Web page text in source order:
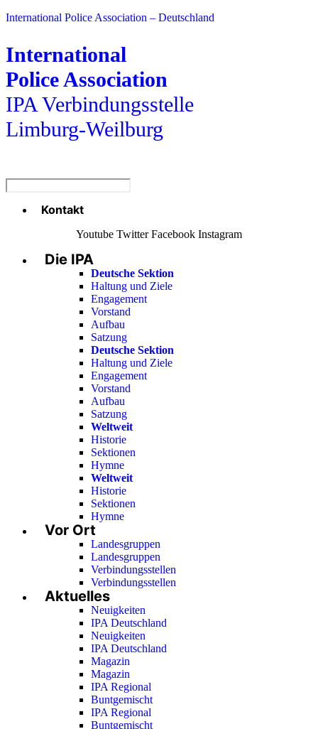
International Police Association – Deutschland
International
Police Association
IPA Verbindungsstelle
Limburg-Weilburg
Menü Kontakt
Youtube Twitter Facebook Instagram
Menu
Die IPA
Deutsche Sektion
Haltung und Ziele
Engagement
Vorstand
Aufbau
Satzung
Deutsche Sektion
Haltung und Ziele
Engagement
Vorstand
Aufbau
Satzung
Weltweit
Historie
Sektionen
Hymne
Weltweit
Historie
Sektionen
Hymne
Vor Ort
Landesgruppen
Landesgruppen
Verbindungsstellen
Verbindungsstellen
Aktuelles
Neuigkeiten
IPA Deutschland
Neuigkeiten
IPA Deutschland
Magazin
Magazin
IPA Regional
Buntgemischt
IPA Regional
Buntgemischt